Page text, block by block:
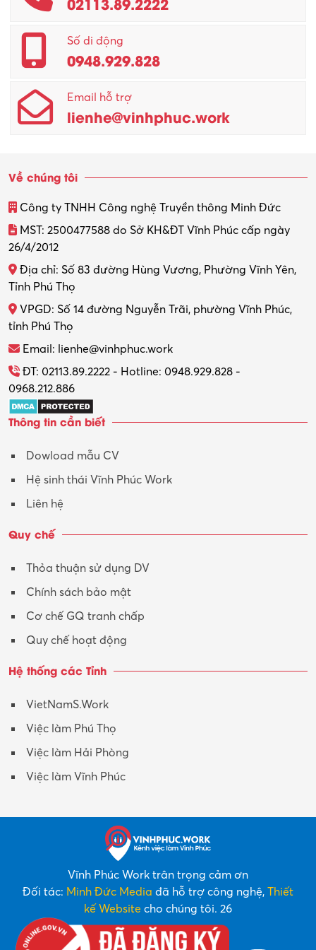
Promotion Girl (PG)
Quản lý – Giám đốc
Quản lý chất lượng – QC
Quản lý sản xuất
Quản trị kinh doanh
Thiết kế nội thất
Thợ máy – Ô tô – Xe máy
Thực tập
Tổ chức sự kiện – Quà tặng
Trợ lý
Tư vấn
Tư vấn – Kiến trúc
Y tế-Dược
Số di động
0948.929.828
Email hỗ trợ
lienhe@vinhphuc.work
Về chúng tôi
Công ty TNHH Công nghệ Truyền thông Minh Đức
MST: 2500477588 do Sở KH&ĐT Vĩnh Phúc cấp ngày
26/4/2012
Địa chỉ: Số 83 đường Hùng Vương, Phường Vĩnh Yên,
Tỉnh Phú Thọ
VPGD: Số 14 đường Nguyễn Trãi, phường Vĩnh Phúc,
tỉnh Phú Thọ
Email: lienhe@vinhphuc.work
ĐT: 02113.89.2222 - Hotline: 0948.929.828 -
0968.212.886
Thông tin cần biết
Dowload mẫu CV
Hệ sinh thái Vĩnh Phúc Work
Liên hệ
Quy chế
Thỏa thuận sử dụng DV
Chính sách bảo mật
Cơ chế GQ tranh chấp
Quy chế hoạt động
Hệ thống các Tỉnh
VietNamS.Work
Việc làm Phú Thọ
Việc làm Hải Phòng
Việc làm Vĩnh Phúc
Vĩnh Phúc Work trân trọng cảm ơn
Đối tác: Minh Đức Media đã hỗ trợ công nghệ, Thiết
kế Website cho chúng tôi. 26